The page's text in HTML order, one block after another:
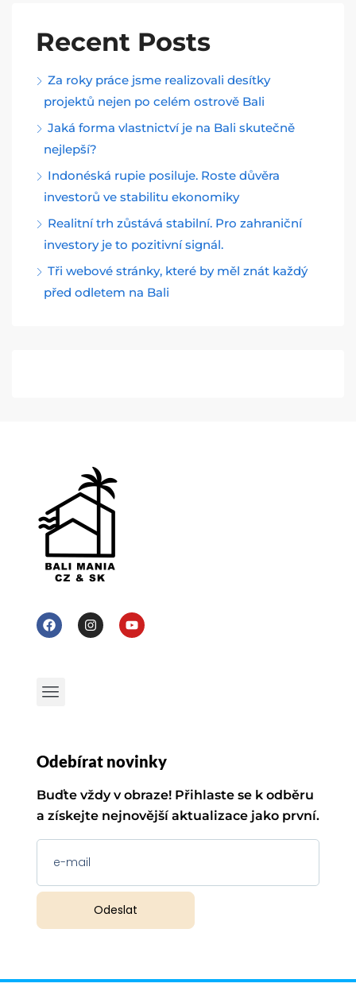
Recent Posts
Za roky práce jsme realizovali desítky
projektů nejen po celém ostrově Bali
Jaká forma vlastnictví je na Bali skutečně
nejlepší?
Indonéská rupie posiluje. Roste důvěra
investorů ve stabilitu ekonomiky
Realitní trh zůstává stabilní. Pro zahraniční
investory je to pozitivní signál.
Tři webové stránky, které by měl znát každý
před odletem na Bali
Odebírat novinky
Buďte vždy v obraze! Přihlaste se k odběru
a získejte nejnovější aktualizace jako první.
Odeslat